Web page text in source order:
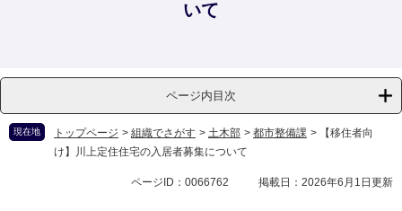
いて
ページ内目次
現在地 トップページ > 組織でさがす > 土木部 > 都市整備課 >
【移住者向
け】川上定住住宅の入居者募集について
ページID：0066762 掲載日：2026年6月1日更新